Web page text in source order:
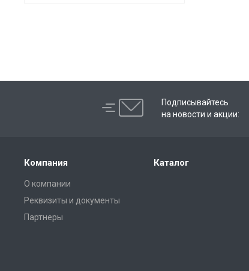
Подписывайтесь
на новости и акции:
Компания
О компании
Реквизиты и документы
Партнеры
Каталог